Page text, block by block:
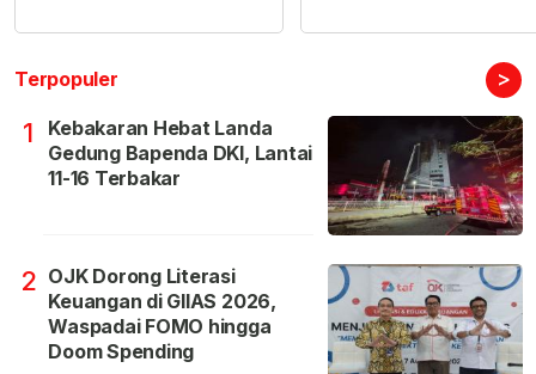
Terpopuler >
1
Kebakaran Hebat Landa
Gedung Bapenda DKI, Lantai
11-16 Terbakar
2 OJK Dorong Literasi
Keuangan di GIIAS 2026,
Waspadai FOMO hingga
Doom Spending